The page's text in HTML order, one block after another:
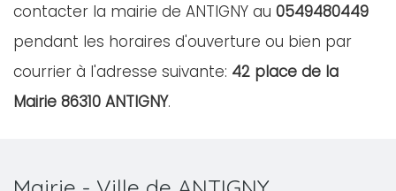
contacter la mairie de ANTIGNY au 0549480449
pendant les horaires d'ouverture ou bien par
courrier à l'adresse suivante: 42 place de la
Mairie 86310 ANTIGNY.